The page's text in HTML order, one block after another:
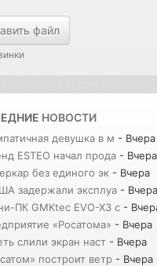
файл
НОВОСТИ
девушка в м - Вчера
ESTEO начал прода - Вчера
без единого эк - Вчера
задержали эксплуа - Вчера
ПК GMKtec EVO-X3 с -
«Росатома» - Вчера
слили экран наст - Вчера
построит ветр - Вчера